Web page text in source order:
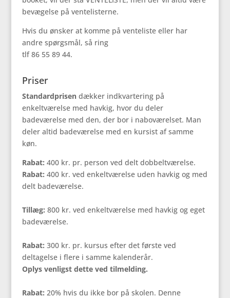
bevægelse på ventelisterne.
Hvis du ønsker at komme på venteliste eller har
andre spørgsmål, så ring
tlf 86 55 89 44.
Priser
Standardprisen dækker indkvartering på
enkeltværelse med havkig, hvor du deler
badeværelse med den, der bor i naboværelset. Man
deler altid badeværelse med en kursist af samme
køn.
Rabat: 400 kr. pr. person ved delt dobbeltværelse.
Rabat: 400 kr. ved enkeltværelse uden havkig og med
delt badeværelse.
Tillæg: 800 kr. ved enkeltværelse med havkig og eget
badeværelse.
Rabat: 300 kr. pr. kursus efter det første ved
deltagelse i flere i samme kalenderår.
Oplys venligst dette ved tilmelding.
Rabat: 20% hvis du ikke bor på skolen. Denne